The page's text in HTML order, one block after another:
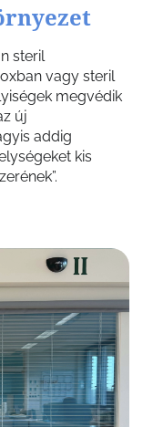
steril
vagy steril
megvédik
új
addig
kis